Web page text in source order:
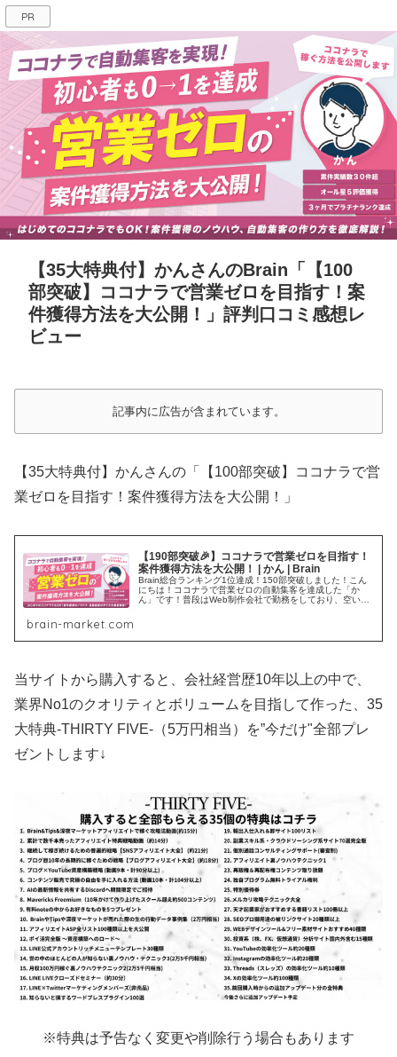
PR
【35大特典付】かんさんのBrain「【100
部突破】ココナラで営業ゼロを目指す！案
件獲得方法を大公開！」評判口コミ感想レ
ビュー
記事内に広告が含まれています。
【35大特典付】かんさんの「【100部突破】ココナラで営
業ゼロを目指す！案件獲得方法を大公開！」
【190部突破🎉】ココナラで営業ゼロを目指す！
案件獲得方法を大公開！ | かん | Brain
Brain総合ランキング1位達成！150部突破しました！こん
にちは！ココナラで営業ゼロの自動集客を達成した「か
ん」です！普段はWeb制作会社で勤務をしており、空いて
brain-market.com
当サイトから購入すると、会社経営歴10年以上の中で、
業界No1のクオリティとボリュームを目指して作った、35
大特典-THIRTY FIVE-（5万円相当）を”今だけ"全部プレ
ゼントします↓
※特典は予告なく変更や削除行う場合もあります